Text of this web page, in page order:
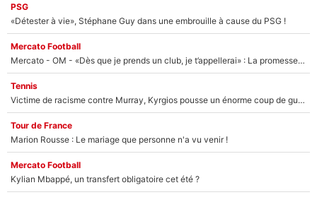
PSG
«Détester à vie», Stéphane Guy dans une embrouille à cause du PSG !
Mercato Football
Mercato - OM - «Dès que je prends un club, je t’appellerai» : La promesse de Marcelino au moment de claquer la porte
Tennis
Victime de racisme contre Murray, Kyrgios pousse un énorme coup de gueule !
Tour de France
Marion Rousse : Le mariage que personne n'a vu venir !
Mercato Football
Kylian Mbappé, un transfert obligatoire cet été ?